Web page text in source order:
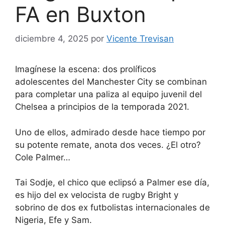
FA en Buxton
diciembre 4, 2025 por Vicente Trevisan
Imagínese la escena: dos prolíficos
adolescentes del Manchester City se combinan
para completar una paliza al equipo juvenil del
Chelsea a principios de la temporada 2021.
Uno de ellos, admirado desde hace tiempo por
su potente remate, anota dos veces. ¿El otro?
Cole Palmer…
Tai Sodje, el chico que eclipsó a Palmer ese día,
es hijo del ex velocista de rugby Bright y
sobrino de dos ex futbolistas internacionales de
Nigeria, Efe y Sam.